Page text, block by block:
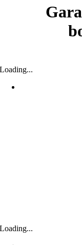
Loading...
Loading...